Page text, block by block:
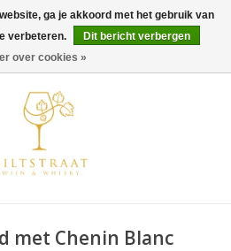
0 Artikelen - €0,00
met Chenin Blanc
ga je akkoord met het gebruik van
verbeteren.
Dit bericht verbergen
over cookies »